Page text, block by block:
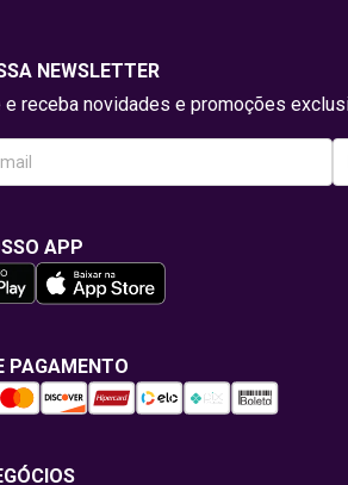
NEWSLETTER
e receba novidades e promoções
APP
PAGAMENTO